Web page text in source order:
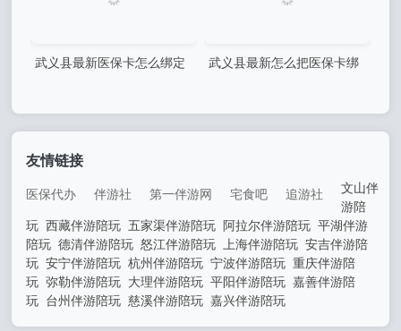
微信号查询方法)
医保卡和我的绑起来方法)
武义县最新医保卡怎么绑定
武义县最新怎么把医保卡绑
友情链接
医保代办 伴游社 第一伴游网 宅食吧 追游社
文山伴
游陪
玩 西藏伴游陪玩 五家渠伴游陪玩 阿拉尔伴游陪玩 平湖伴游
陪玩 德清伴游陪玩 怒江伴游陪玩 上海伴游陪玩 安吉伴游陪
玩 安宁伴游陪玩 杭州伴游陪玩 宁波伴游陪玩 重庆伴游陪
玩 弥勒伴游陪玩 大理伴游陪玩 平阳伴游陪玩 嘉善伴游陪
玩 台州伴游陪玩 慈溪伴游陪玩 嘉兴伴游陪玩